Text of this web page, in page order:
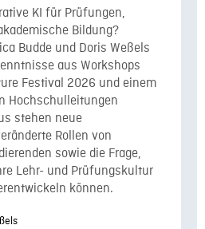
KI für Prüfungen,
Bildung?
Budde und Doris Weßels
aus Workshops
Festival 2026 und einem
Hochschulleitungen
stehen neue
Rollen von
sowie die Frage,
Lehr- und Prüfungskultur
können.